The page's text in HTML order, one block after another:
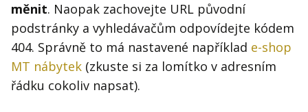
měnit. Naopak zachovejte URL původní
podstránky a vyhledávačům odpovídejte kódem
404. Správně to má nastavené například e-shop
MT nábytek (zkuste si za lomítko v adresním
řádku cokoliv napsat).